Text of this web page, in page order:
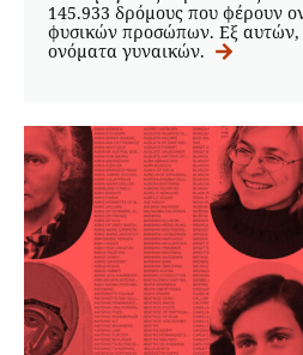
145.933 δρόμους που φέρουν
φυσικών προσώπων. Εξ αυτών,
ονόματα γυναικών.